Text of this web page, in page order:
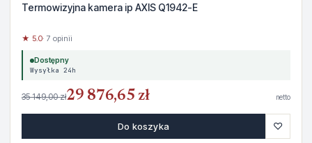
Termowizyjna kamera ip AXIS Q1942-E
★ 5.0· 7 opinii
Dostępny
Wysyłka 24h
35 149,00 zł29 876,65 zł netto
Do koszyka ♡